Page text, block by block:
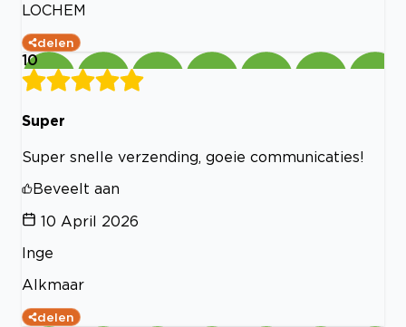
LOCHEM
delen
10
Super
Super snelle verzending, goeie communicaties!
Beveelt aan
10 April 2026
Inge
Alkmaar
delen